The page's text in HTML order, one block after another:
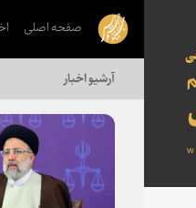
صفحه اصلی
آرشیو اخبار